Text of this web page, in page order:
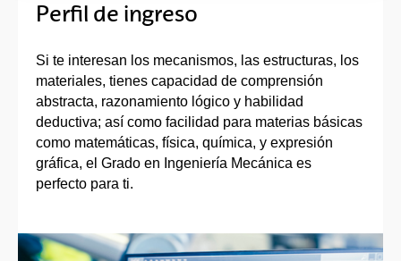
Perfil de ingreso
Si te interesan los mecanismos, las estructuras, los
materiales, tienes capacidad de comprensión
abstracta, razonamiento lógico y habilidad
deductiva; así como facilidad para materias básicas
como matemáticas, física, química, y expresión
gráfica, el Grado en Ingeniería Mecánica es
perfecto para ti.